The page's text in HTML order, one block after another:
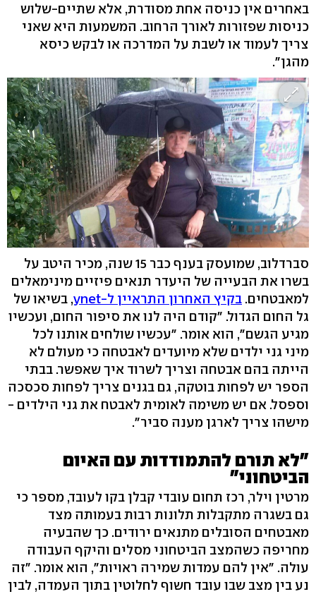
באחרים אין כניסה אחת מסודרת, אלא שתיים-שלוש
כניסות שפזורות לאורך הרחוב. המשמעות היא שאני
צריך לעמוד או לשבת על המדרכה או לבקש כיסא
מהגן".
סברדלוב, שמועסק בענף כבר 15 שנה, מכיר היטב על
בשרו את הבעייה של היעדר תנאים פיזיים מינימאלים
למאבטחים. בקיץ האחרון התראיין ל-ynet
, בשיאו של
גל החום הגדול. "קודם היה לנו את סיפור החום, ועכשיו
מגיע הגשם", הוא אומר. "עכשיו שולחים אותנו לכל
מיני גני ילדים שלא מיועדים לאבטחה כי מעולם לא
הייתה בהם אבטחה וצריך לשרוד איך שאפשר. בבתי
הספר יש לפחות בוטקה, גם בגנים צריך לפחות סכסכה
וספסל. אם יש משימה לאומית לאבטח את גני הילדים -
מישהו צריך לארגן מענה סביר".
"לא תורם להתמודדות עם האיום
הביטחוני"
מרטין וילר, רכז תחום עובדי קבלן בקו לעובד, מספר כי
גם בשגרה מתקבלות תלונות רבות בעמותה מצד
מאבטחים הסובלים מתנאים ירודים. כך שהבעיה
מחריפה כשהמצב הביטחוני מסלים והיקף העבודה
עולה. "אין להם עמדות שמירה ראויות", הוא אומר. "זה
נע בין מצב שבו עובד חשוף לחלוטין בתוך העמדה, לבין